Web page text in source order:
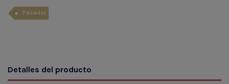
Pasador
Detalles del producto